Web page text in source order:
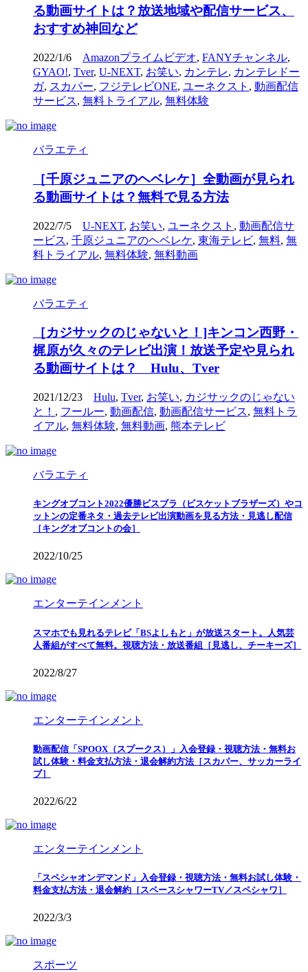
る動画サイトは？放送地域や配信サービス、
おすすめ神回など
2022/1/6 Amazonプライムビデオ, FANYチャンネル,
GYAO!, Tver, U-NEXT, お笑い, カンテレ, カンテレドー
ガ, スカパー, フジテレビONE, ユーネクスト , 動画配信
サービス, 無料トライアル, 無料体験
バラエティ
［千原ジュニアのヘベレケ］全動画が見られ
る動画サイトは？無料で見る方法
2022/7/5 U-NEXT, お笑い, ユーネクスト , 動画配信サ
ービス, 千原ジュニアのヘベレケ, 東海テレビ, 無料, 無
料トライアル, 無料体験, 無料動画
バラエティ
［カジサックのじゃないと！]キンコン西野・
梶原が久々のテレビ出演！放送予定や見られ
る動画サイトは？ Hulu、Tver
2021/12/23 Hulu, Tver, お笑い, カジサックのじゃない
と！ , フールー, 動画配信, 動画配信サービス, 無料トラ
イアル, 無料体験, 無料動画, 熊本テレビ
バラエティ
キングオブコント2022優勝ビスブラ（ビスケットブラザーズ）やコ
ットンの定番ネタ・過去テレビ出演動画を見る方法・見逃し配信
［キングオブコントの会］
2022/10/25
エンターテインメント
スマホでも見れるテレビ「BSよしもと」が放送スタート。人気芸
人番組がすべて無料。視聴方法・放送番組［見逃し、チーキーズ］
2022/8/27
エンターテインメント
動画配信「SPOOX（スプークス）」入会登録・視聴方法・無料お
試し体験・料金支払方法・退会解約方法［スカパー、サッカーライ
ブ］
2022/6/22
エンターテインメント
「スペシャオンデマンド」入会登録・視聴方法・無料お試し体験・
料金支払方法・退会解約［スペースシャワーTV／スペシャワ］
2022/3/3
スポーツ